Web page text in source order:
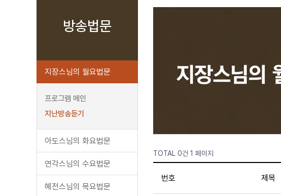
방송법문
지장스님의 월요법문
프로그램 메인
지난방송듣기
아도스님의 화요법문
연각스님의 수요법문
혜전스님의 목요법문
TOTAL 0건 1 페이지
번호 제목